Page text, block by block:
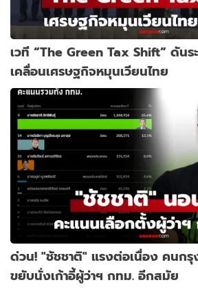
เวที “The Green Tax Shift” ดันร
เคลื่อนเศรษฐกิจหมุนเวียนไทย
ด่วน! "ชัชชาติ" แรงต่อเนื่อง คนกรุ
ขยับนั่งเก้าอี้ผู้ว่าฯ กทม. อีกสมัย